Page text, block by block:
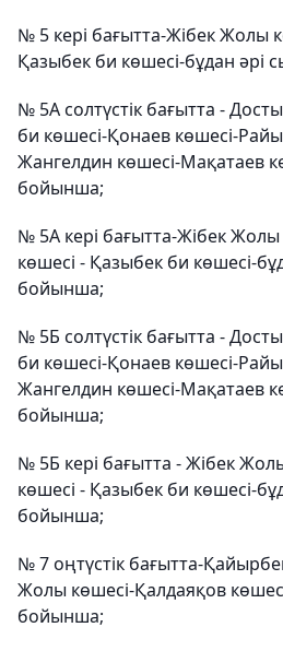
№ 5 кері бағытта-Жібек Жолы
Қазыбек би көшесі-бұдан әрі
№ 5А солтүстік бағытта -
би көшесі-Қонаев көшесі-
Жангелдин көшесі-Мақатаев
бойынша;
№ 5А кері бағытта-Жібек
көшесі - Қазыбек би көшесі-
бойынша;
№ 5Б солтүстік бағытта -
би көшесі-Қонаев көшесі-
Жангелдин көшесі-Мақатаев
бойынша;
№ 5Б кері бағытта - Жібек
көшесі - Қазыбек би көшесі-
бойынша;
№ 7 оңтүстік бағытта-
Жолы көшесі-Қалдаяқов
бойынша;